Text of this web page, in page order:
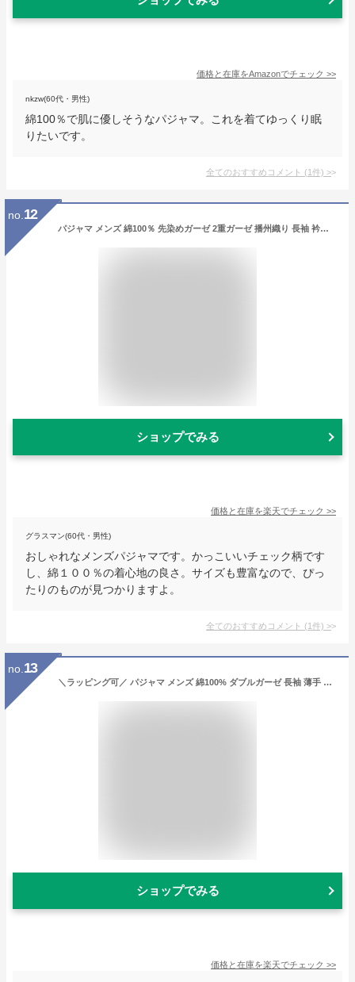
価格と在庫をAmazonでチェック >>
nkzw(60代・男性)
綿100％で肌に優しそうなパジャマ。これを着てゆっくり眠
りたいです。
全てのおすすめコメント (1件) >
no. 12
パジャマ メンズ 綿100％ 先染めガーゼ 2重ガーゼ 播州織り 長袖 衿付き 全開 長ズボン 前開き 紳士 M L LL ガーゼ コットン 先染め 春 夏 秋 オールシーズン チェック 柄 父の日 クリスマス プレゼント 贈り物 【送料無料】【PCTN】【あす楽対応】ブルー グレー
ショップでみる
価格と在庫を楽天でチェック >>
グラスマン(60代・男性)
おしゃれなメンズパジャマです。かっこいいチェック柄です
し、綿１００％の着心地の良さ。サイズも豊富なので、ぴっ
たりのものが見つかりますよ。
全てのおすすめコメント (1件) >
no. 13
＼ラッピング可／ パジャマ メンズ 綿100% ダブルガーゼ 長袖 薄手 ルームウェア 上下セット 2重ガーゼ 無地 前開き 襟付き 長ズボン 春 夏 秋 男性 紳士 部屋着 パイピング コットン 快適 160 170 180 入院 おしゃれ シンプル 父の日 敬老の日 ギフト プレゼント cottacotta
ショップでみる
価格と在庫を楽天でチェック >>